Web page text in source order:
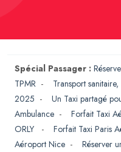
Spécial Passager :
TPMR - Transport
2025 - Un Taxi partagé
Ambulance - Forfait Taxi
ORLY
- Forfait Taxi Paris
Aéroport Nice - Réserver